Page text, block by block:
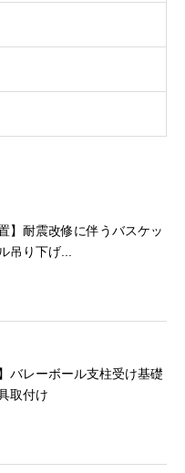
】耐震改修に伴うバスケッ
吊り下げ...
バレーボール支柱受け基礎
取付け